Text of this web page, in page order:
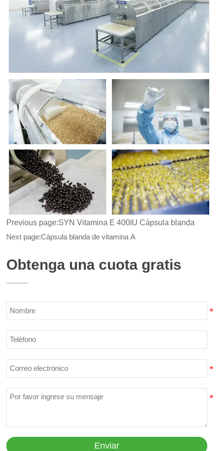
Previous page:SYN Vitamina E 400IU Cápsula blanda
Next page:Cápsula blanda de vitamina A
Obtenga una cuota gratis
Enviar